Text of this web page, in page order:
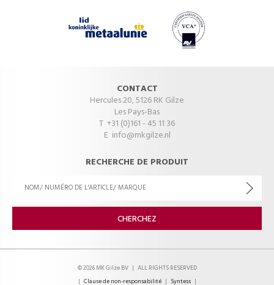
CONTACT
Hercules 20, 5126 RK Gilze
Les Pays-Bas
T +31 (0)161 - 45 11 36
E info@mkgilze.nl
RECHERCHE DE PRODUIT
© 2026 MK Gilze BV | ALL RIGHTS RESERVED
| Clause de non-responsabilité | Syntess |